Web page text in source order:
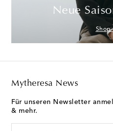
Neue
Shop
Mytheresa News
Für unseren Newsletter
& mehr.